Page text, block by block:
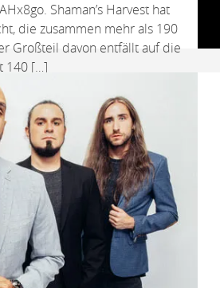
Shaman’s Harvest hat
die zusammen mehr als 190
Großteil davon entfällt auf die
140 […]